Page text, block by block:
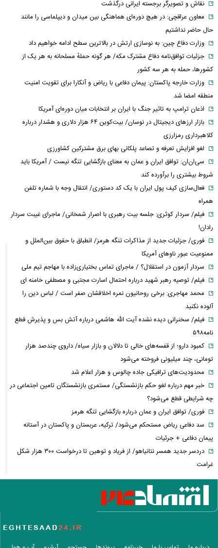
نقاش و تصویرگر برجسته ایرانی درگذشت
معاون عراقچی: در هیچ دوره‌ای هماهنگی بین میدان و دیپلماسی را مانند
حال حاضر نداشتیم
وزارت دفاع چین: به نوسازی ارتش در بالاترین سطح ادامه خواهیم داد
جزئیات توافق‌نامه دفاع مشترک مکه/ هر گونه حملهٔ مسلحانه به هر یک از
کشورها، حمله به هر سه کشور
وزارت خارجه پاکستان: پیمان دفاعی با ریاض و آنکارا برای تقویت امنیت
منطقه امضا شد
اذعان ترامپ به تاثیر جنگ با ایران بر انتخابات میان دوره‌ای آمریکا
بازار ارزهای دیجیتال در نوسان/ بیت‌کوین ۶۴ هزار دلاری و هشدار درباره
کلاهبرداری رمزارزی
لغو افزایش تعرفه و تصاعد پلکانی بهای برق مشترکین کشاورزی
سی‌ان‌ان: توافق ایران و عمان به معنای بازگشایی تنگه نیست / آمریکا باید
شروط بیشتری را برآورده کند
فعال‌سازی کیف پول ایران با یک کد دستوری/ انتقال وجه با شماره تلفن
همراه
فیلم/ سردار کوثری: جلسه بیت رهبری با اصرار شمخانی/ ماجرای غیبت سردار
رادان!
فوری/ جزئیات جدید از مذاکرات تنگه هرمز/ انطباق با حقوق بین‌الملل و
ممنوعیت عبور ناوهای آمریکا
سردار آزمون در استقلال؟ / ماجرای تماس بختیاری‌زاده با مهاجم تیم ملی
فیلم/ توصیه رهبر شهید درباره احتمال اسارت مجتبی و مصطفی خامنه ای
محمد مهاجری: برخی روحانیون نمره اخلاقشان صفر است / لباس دین را
آلوده نکنید
فیلم/ سخنرانی دیده نشده آیت الله هاشمی درباره آتش بس و پذیرش قطع
نامه۵۹۸
کمبود دارو؛ از قفسه‌های خالی تا دلالان و بازار سیاه/ داروی چندصد هزار
تومانی، چند میلیونی فروخته می‌شود
محدودیت‌های ترافیکی جاده چالوس و هزار اعلام شد
خبر مهم درباره لغو حکم بازنشستگی/ مستمری بازنشستگان تامین اجتماعی در
چه شرایطی قطع می‌شود؟
فوری/ توافق ایران و عمان درباره بازگشایی تنگه هرمز
سد دفاعی ریاض مستحکم می‌شود/ ترکیه، عربستان و پاکستان در آستانه
پیمان دفاعی + جرئیات
دردسر جدید همسر نتانیاهو/ از فریاد و توهین تا درخواست ۳۰۰ هزار شکل
غرامت
ترامپ:ذخایر تقریبا نامحدود داریم، اما برخی مهمات کم شده! / ونس یا روبیو
کدام گزینه محبوب ترامپ است؟
حزب قوات اللبنانیه؛ از همکاری با اسرائیل تا مخالفت با ایران / پرونده پیچیده
روایتی از ساختار تجارت غذایی / ایران با وجود خطر جنگ، چگونه امنیت
غذایی خود را تأمین می‌کند؟